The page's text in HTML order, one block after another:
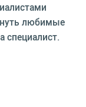
любимые
специалист.